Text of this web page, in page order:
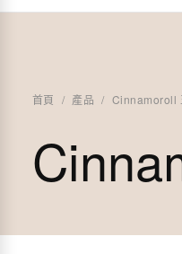
首頁 / 產品 / Cinnamoroll